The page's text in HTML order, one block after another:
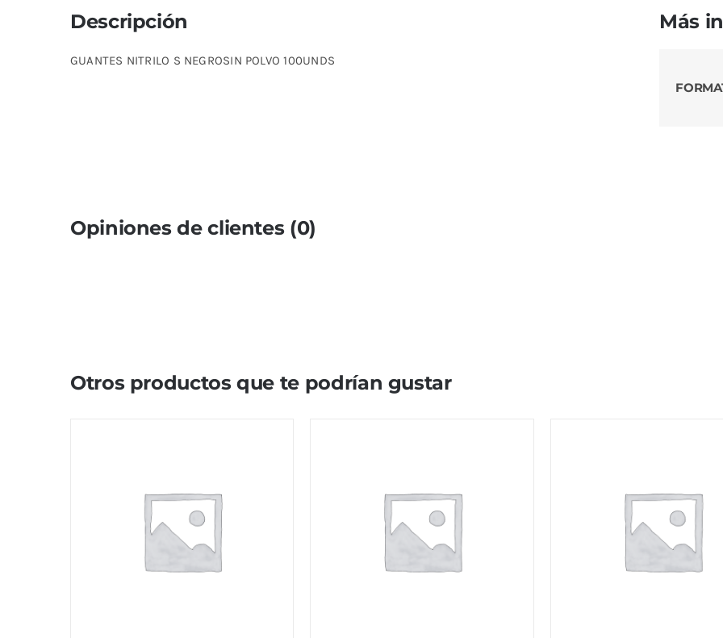
Descripción
GUANTES NITRILO S NEGROSIN POLVO 100UNDS
Más
Opiniones de clientes (0)
Otros productos que te podrían gustar